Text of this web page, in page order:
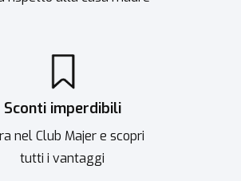
Sconti imperdibili
nel Club Majer e scopri
tutti i vantaggi